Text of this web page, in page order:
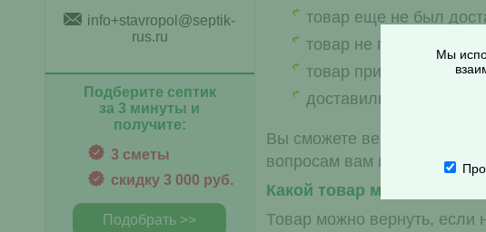
info+stavropol@septik-
rus.ru
Подберите септик
за 3 минуты и
получите:
3 сметы
скидку 3 000 руб.
Подобрать >>
товар еще не был
товар не подошел
товар пришел с
доставили
Вы сможете вернуть товар
вопросам вам могут
Какой товар можно
Товар можно вернуть, если
Мы